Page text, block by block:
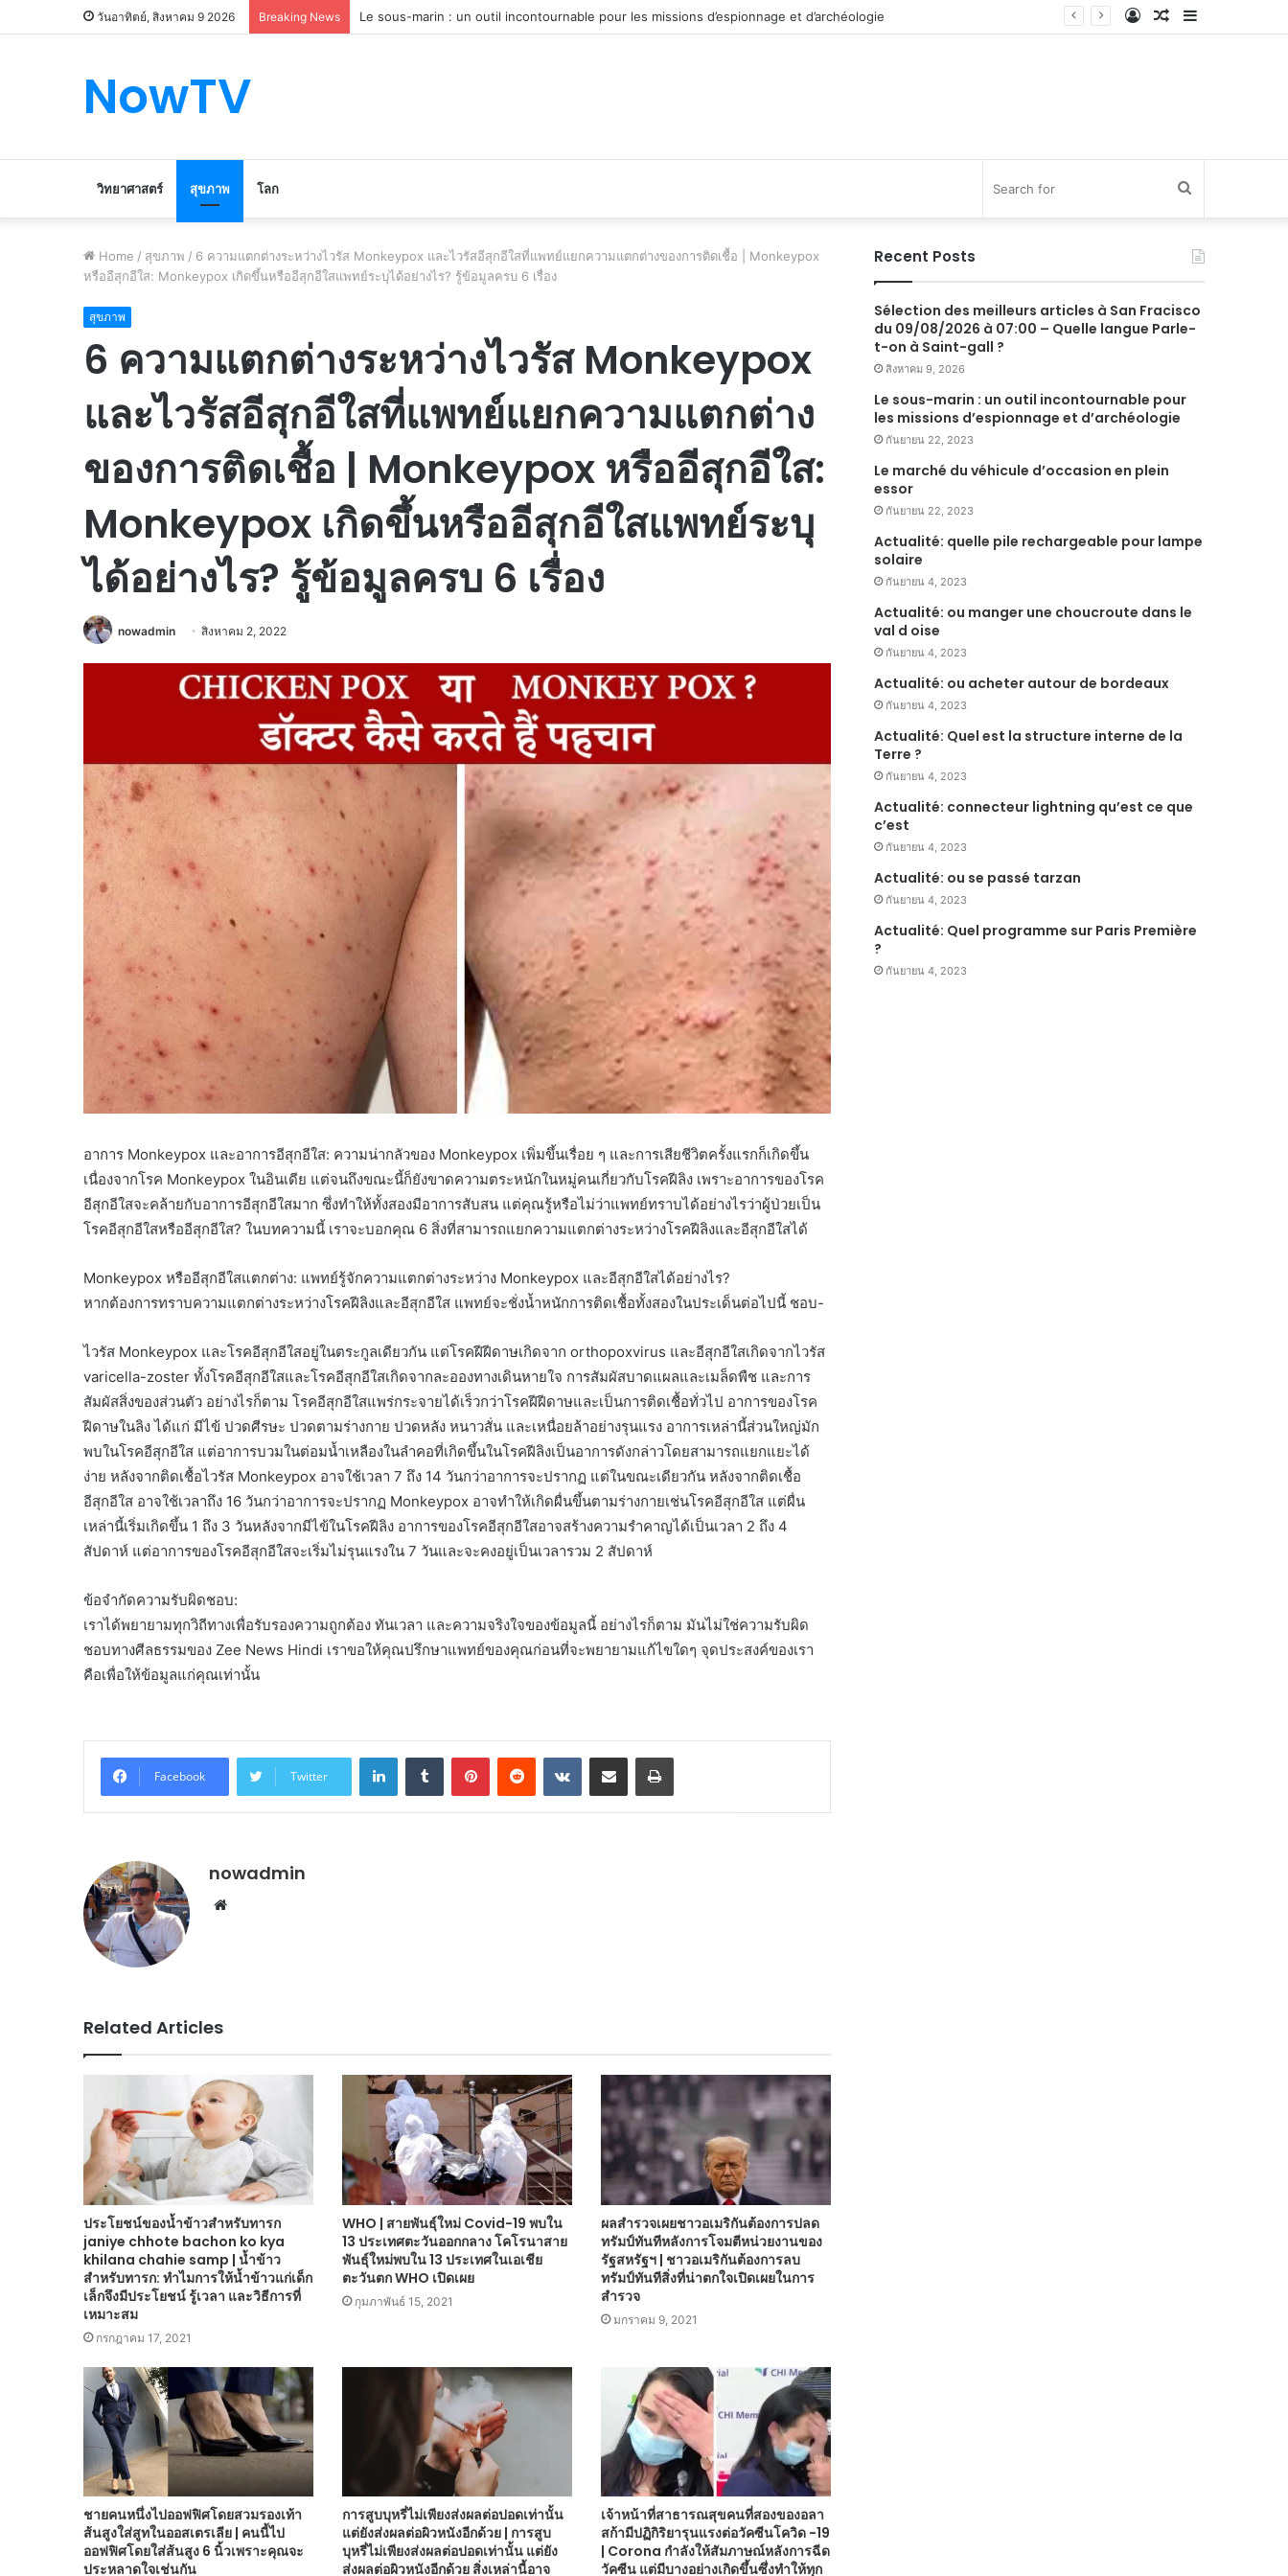
วันอาทิตย์, สิงหาคม 9 2026 Breaking News Le marché du véhicule d’occasion en plein essor Sidebar
Random
Log
NowTV
วิทยาศาสตร์ สุขภาพ โลก
for
Home / สุขภาพ / 6 ความแตกต่างระหว่างไวรัส Monkeypox และไวรัสอีสุกอีใสที่แพทย์แยกความแตกต่างของการติดเชื้อ | Monkeypox
หรืออีสุกอีใส: Monkeypox เกิดขึ้นหรืออีสุกอีใสแพทย์ระบุได้อย่างไร? รู้ข้อมูลครบ 6 เรื่อง
สุขภาพ
6 ความแตกต่างระหว่างไวรัส Monkeypox
และไวรัสอีสุกอีใสที่แพทย์แยกความแตกต่าง
ของการติดเชื้อ | Monkeypox หรืออีสุกอีใส:
Monkeypox เกิดขึ้นหรืออีสุกอีใสแพทย์ระบุ
ได้อย่างไร? รู้ข้อมูลครบ 6 เรื่อง
nowadmin สิงหาคม 2, 2022
อาการ Monkeypox และอาการอีสุกอีใส: ความน่ากลัวของ Monkeypox เพิ่มขึ้นเรื่อย ๆ และการเสียชีวิตครั้งแรกก็เกิดขึ้น
เนื่องจากโรค Monkeypox ในอินเดีย แต่จนถึงขณะนี้ก็ยังขาดความตระหนักในหมู่คนเกี่ยวกับโรคฝีลิง เพราะอาการของโรค
อีสุกอีใสจะคล้ายกับอาการอีสุกอีใสมาก ซึ่งทำให้ทั้งสองมีอาการสับสน แต่คุณรู้หรือไม่ว่าแพทย์ทราบได้อย่างไรว่าผู้ป่วยเป็น
โรคอีสุกอีใสหรืออีสุกอีใส? ในบทความนี้ เราจะบอกคุณ 6 สิ่งที่สามารถแยกความแตกต่างระหว่างโรคฝีลิงและอีสุกอีใสได้
Monkeypox หรืออีสุกอีใสแตกต่าง: แพทย์รู้จักความแตกต่างระหว่าง Monkeypox และอีสุกอีใสได้อย่างไร?
หากต้องการทราบความแตกต่างระหว่างโรคฝีลิงและอีสุกอีใส แพทย์จะชั่งน้ำหนักการติดเชื้อทั้งสองในประเด็นต่อไปนี้ ชอบ-
ไวรัส Monkeypox และโรคอีสุกอีใสอยู่ในตระกูลเดียวกัน แต่โรคฝีฝีดาษเกิดจาก orthopoxvirus และอีสุกอีใสเกิดจากไวรัส
varicella-zoster ทั้งโรคอีสุกอีใสและโรคอีสุกอีใสเกิดจากละอองทางเดินหายใจ การสัมผัสบาดแผลและเมล็ดพืช และการ
สัมผัสสิ่งของส่วนตัว อย่างไรก็ตาม โรคอีสุกอีใสแพร่กระจายได้เร็วกว่าโรคฝีฝีดาษและเป็นการติดเชื้อทั่วไป อาการของโรค
ฝีดาษในลิง ได้แก่ มีไข้ ปวดศีรษะ ปวดตามร่างกาย ปวดหลัง หนาวสั่น และเหนื่อยล้าอย่างรุนแรง อาการเหล่านี้ส่วนใหญ่มัก
พบในโรคอีสุกอีใส แต่อาการบวมในต่อมน้ำเหลืองในลำคอที่เกิดขึ้นในโรคฝีลิงเป็นอาการดังกล่าวโดยสามารถแยกแยะได้
ง่าย หลังจากติดเชื้อไวรัส Monkeypox อาจใช้เวลา 7 ถึง 14 วันกว่าอาการจะปรากฏ แต่ในขณะเดียวกัน หลังจากติดเชื้อ
อีสุกอีใส อาจใช้เวลาถึง 16 วันกว่าอาการจะปรากฏ Monkeypox อาจทำให้เกิดผื่นขึ้นตามร่างกายเช่นโรคอีสุกอีใส แต่ผื่น
เหล่านี้เริ่มเกิดขึ้น 1 ถึง 3 วันหลังจากมีไข้ในโรคฝีลิง อาการของโรคอีสุกอีใสอาจสร้างความรำคาญได้เป็นเวลา 2 ถึง 4
สัปดาห์ แต่อาการของโรคอีสุกอีใสจะเริ่มไม่รุนแรงใน 7 วันและจะคงอยู่เป็นเวลารวม 2 สัปดาห์
ข้อจำกัดความรับผิดชอบ:
เราได้พยายามทุกวิถีทางเพื่อรับรองความถูกต้อง ทันเวลา และความจริงใจของข้อมูลนี้ อย่างไรก็ตาม มันไม่ใช่ความรับผิด
ชอบทางศีลธรรมของ Zee News Hindi เราขอให้คุณปรึกษาแพทย์ของคุณก่อนที่จะพยายามแก้ไขใดๆ จุดประสงค์ของเรา
คือเพื่อให้ข้อมูลแก่คุณเท่านั้น
Facebook Twitter
LinkedInTumblr PinterestReddit VKontakteShare via Email Print
nowadmin
Website
Related Articles
ประโยชน์ของน้ำข้าวสำหรับทารก
janiye chhote bachon ko kya
khilana chahie samp | น้ำข้าว
สำหรับทารก: ทำไมการให้น้ำข้าวแก่เด็ก
เล็กจึงมีประโยชน์ รู้เวลา และวิธีการที่
เหมาะสม
กรกฎาคม 17, 2021
WHO | สายพันธุ์ใหม่ Covid-19 พบใน
13 ประเทศตะวันออกกลาง โคโรนาสาย
พันธุ์ใหม่พบใน 13 ประเทศในเอเชีย
ตะวันตก WHO เปิดเผย
กุมภาพันธ์ 15, 2021
ผลสำรวจเผยชาวอเมริกันต้องการปลด
ทรัมป์ทันทีหลังการโจมตีหน่วยงานของ
รัฐสหรัฐฯ | ชาวอเมริกันต้องการลบ
ทรัมป์ทันทีสิ่งที่น่าตกใจเปิดเผยในการ
สำรวจ
มกราคม 9, 2021
ชายคนหนึ่งไปออฟฟิศโดยสวมรองเท้า
ส้นสูงใส่สูทในออสเตรเลีย | คนนี้ไป
ออฟฟิศโดยใส่ส้นสูง 6 นิ้วเพราะคุณจะ
ประหลาดใจเช่นกัน
การสูบบุหรี่ไม่เพียงส่งผลต่อปอดเท่านั้น
แต่ยังส่งผลต่อผิวหนังอีกด้วย | การสูบ
บุหรี่ไม่เพียงส่งผลต่อปอดเท่านั้น แต่ยัง
ส่งผลต่อผิวหนังอีกด้วย สิ่งเหล่านี้อาจ
เจ้าหน้าที่สาธารณสุขคนที่สองของอลา
สก้ามีปฏิกิริยารุนแรงต่อวัคซีนโควิด -19
| Corona กำลังให้สัมภาษณ์หลังการฉีด
วัคซีน แต่มีบางอย่างเกิดขึ้นซึ่งทำให้ทุก
Recent Posts
Sélection des meilleurs articles à San Fracisco
du 09/08/2026 à 07:00 – Quelle langue Parle-
t-on à Saint-gall ?
สิงหาคม 9, 2026
Le sous-marin : un outil incontournable pour
les missions d’espionnage et d’archéologie
กันยายน 22, 2023
Le marché du véhicule d’occasion en plein
essor
กันยายน 22, 2023
Actualité: quelle pile rechargeable pour lampe
solaire
กันยายน 4, 2023
Actualité: ou manger une choucroute dans le
val d oise
กันยายน 4, 2023
Actualité: ou acheter autour de bordeaux
กันยายน 4, 2023
Actualité: Quel est la structure interne de la
Terre ?
กันยายน 4, 2023
Actualité: connecteur lightning qu’est ce que
c’est
กันยายน 4, 2023
Actualité: ou se passé tarzan
กันยายน 4, 2023
Actualité: Quel programme sur Paris Première
?
กันยายน 4, 2023